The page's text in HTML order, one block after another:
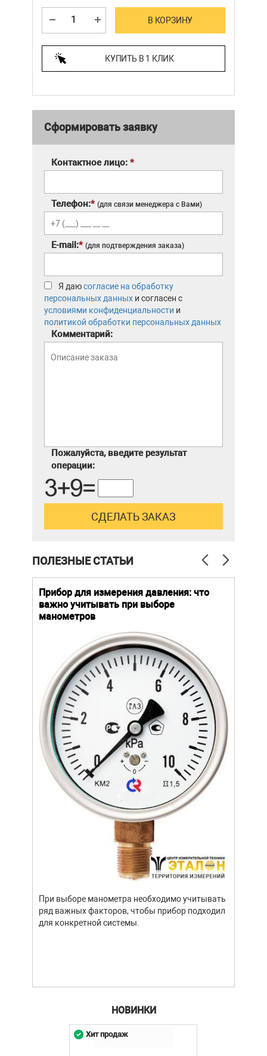
В КОРЗИНУ
КУПИТЬ В 1 КЛИК
Сформировать заявку
Контактное лицо: *
Телефон:* (для связи менеджера с Вами)
E-mail:* (для подтверждения заказа)
Я даюсогласие на обработку
персональных данных и согласен с
условиями конфиденциальности и
политикой обработки персональных данных
Комментарий:
Пожалуйста, введите результат
операции:
ПОЛЕЗНЫЕ СТАТЬИ
Прибор для измерения давления: что
важно учитывать при выборе
манометров
При выборе манометра необходимо учитывать
ряд важных факторов, чтобы прибор подходил
для конкретной системы.
НОВИНКИ
Хит продаж